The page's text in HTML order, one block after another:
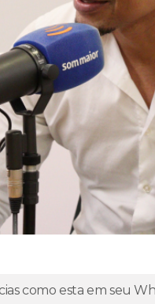
como esta em seu